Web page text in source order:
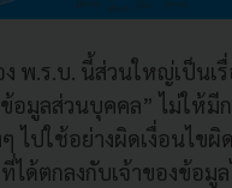
พ.ร.บ. นี้ส่วนใหญ่เป็นเรื่
อมูลส่วนบุคคล” ไม่ให้มี
ไปใช้อย่างผิดเงื่อนไขผิ
ได้ตกลงกับเจ้าของข้อมู